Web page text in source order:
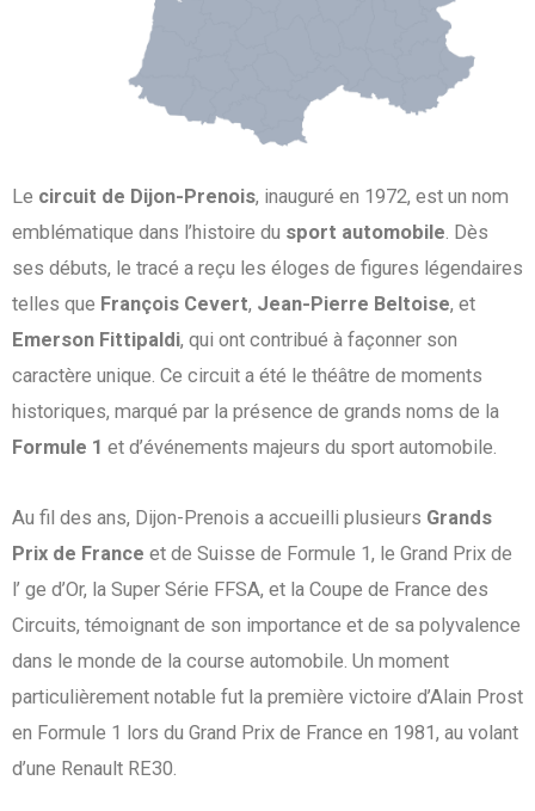
Le circuit de Dijon-Prenois, inauguré en 1972, est un nom
emblématique dans l’histoire du sport automobile. Dès
ses débuts, le tracé a reçu les éloges de figures légendaires
telles que François Cevert, Jean-Pierre Beltoise, et
Emerson Fittipaldi, qui ont contribué à façonner son
caractère unique. Ce circuit a été le théâtre de moments
historiques, marqué par la présence de grands noms de la
Formule 1 et d’événements majeurs du sport automobile.
Au fil des ans, Dijon-Prenois a accueilli plusieurs Grands
Prix de France et de Suisse de Formule 1, le Grand Prix de
l’ ge d’Or, la Super Série FFSA, et la Coupe de France des
Circuits, témoignant de son importance et de sa polyvalence
dans le monde de la course automobile. Un moment
particulièrement notable fut la première victoire d’Alain Prost
en Formule 1 lors du Grand Prix de France en 1981, au volant
d’une Renault RE30.